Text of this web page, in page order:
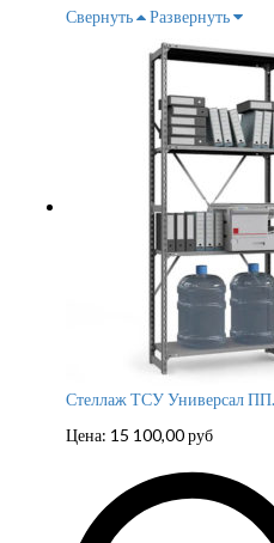
Свернуть
Развернуть
Стеллаж ТСУ Универсал
Цена: 15 100,00руб